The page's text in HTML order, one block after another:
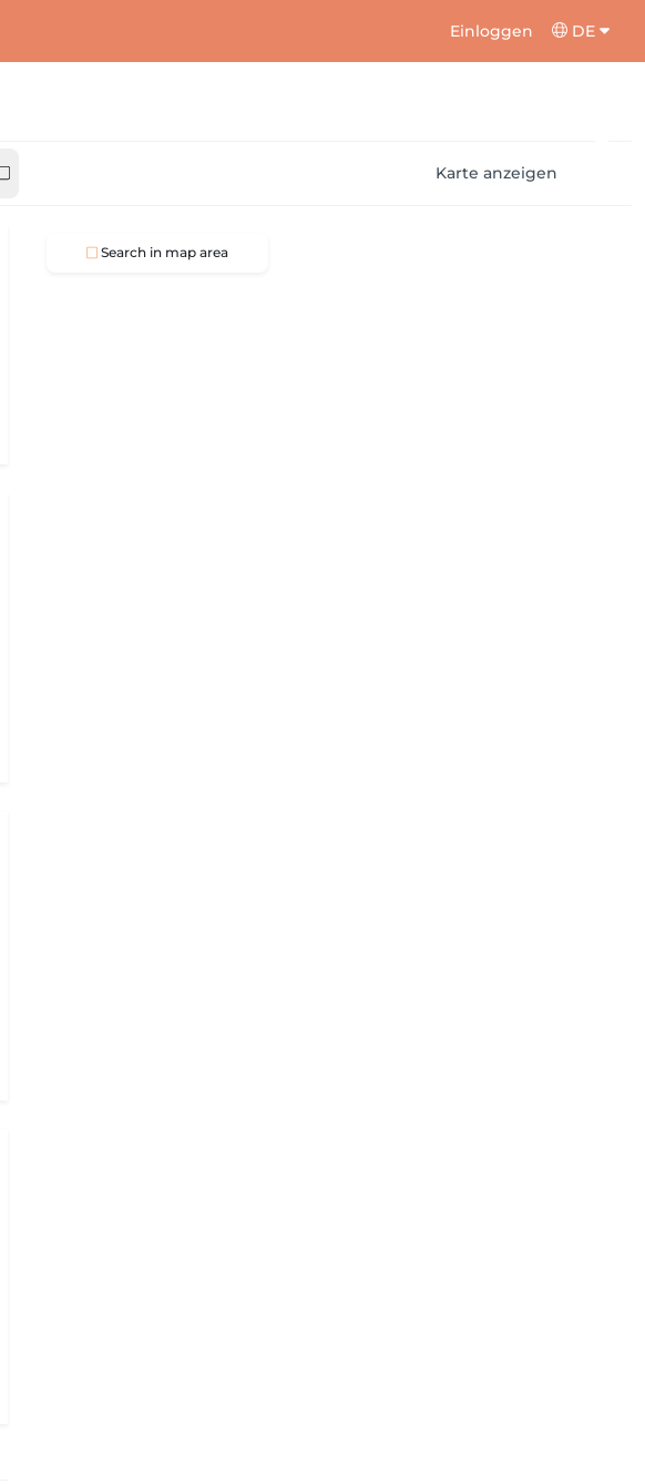
Einloggen DE
Karte anzeigen
Search in map area